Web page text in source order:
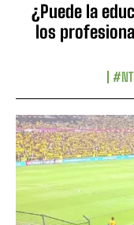
¿Puede la
los